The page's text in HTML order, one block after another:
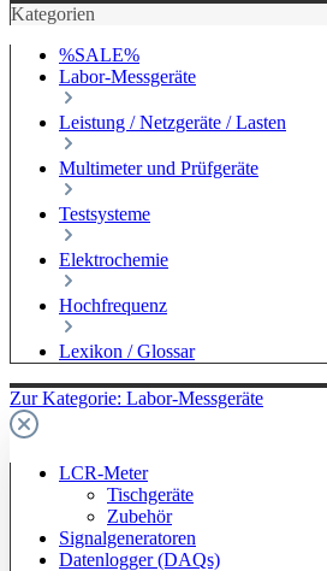
Kategorien
%SALE%
Labor-Messgeräte
Leistung / Netzgeräte / Lasten
Multimeter und Prüfgeräte
Testsysteme
Elektrochemie
Hochfrequenz
Lexikon / Glossar
Zur Kategorie: Labor-Messgeräte
LCR-Meter
Tischgeräte
Zubehör
Signalgeneratoren
Datenlogger (DAQs)